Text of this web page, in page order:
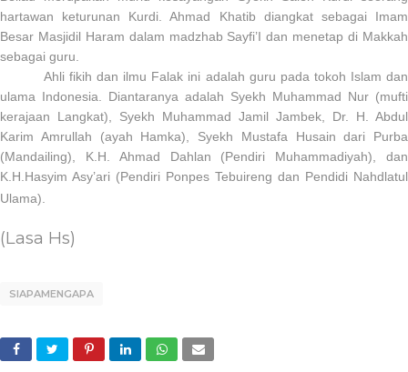
hartawan keturunan Kurdi. Ahmad Khatib diangkat sebagai Imam
Besar Masjidil Haram dalam madzhab Sayfi’I dan menetap di Makkah
sebagai guru.
Ahli fikih dan ilmu Falak ini adalah guru pada tokoh Islam dan
ulama Indonesia. Diantaranya adalah Syekh Muhammad Nur (mufti
kerajaan Langkat), Syekh Muhammad Jamil Jambek, Dr. H. Abdul
Karim Amrullah (ayah Hamka), Syekh Mustafa Husain dari Purba
(Mandailing), K.H. Ahmad Dahlan (Pendiri Muhammadiyah), dan
K.H.Hasyim Asy’ari (Pendiri Ponpes Tebuireng dan Pendidi Nahdlatul
Ulama).
(Lasa Hs)
SIAPAMENGAPA